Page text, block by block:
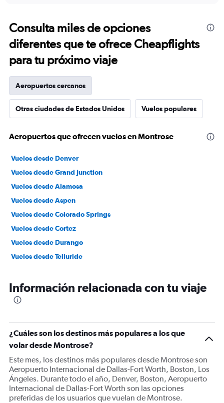
Consulta miles de opciones
diferentes que te ofrece Cheapflights
para tu próximo viaje
Aeropuertos cercanos
Otras ciudades de Estados Unidos Vuelos populares
Aeropuertos que ofrecen vuelos en Montrose
Vuelos desde Denver
Vuelos desde Grand Junction
Vuelos desde Alamosa
Vuelos desde Aspen
Vuelos desde Colorado Springs
Vuelos desde Cortez
Vuelos desde Durango
Vuelos desde Telluride
Información relacionada con tu viaje
¿Cuáles son los destinos más populares a los que
volar desde Montrose?
Este mes, los destinos más populares desde Montrose son
Aeropuerto Internacional de Dallas-Fort Worth, Boston, Los
Ángeles. Durante todo el año, Denver, Boston, Aeropuerto
Internacional de Dallas-Fort Worth son las opciones
preferidas de los usuarios que vuelan de Montrose.